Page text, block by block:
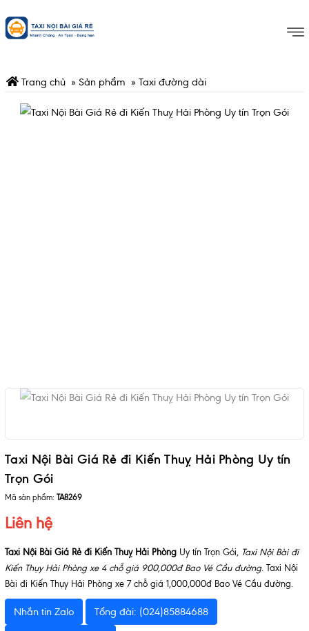
Trang chủ » Sản phẩm » Taxi đường dài
Taxi Nội Bài Giá Rẻ đi Kiến Thuỵ Hải Phòng Uy tín
Trọn Gói
Mã sản phẩm: TA8269
Liên hệ
Taxi Nội Bài Giá Rẻ đi Kiến Thuỵ Hải Phòng Uy tín Trọn Gói, Taxi Nội Bài đi
Kiến Thụy Hải Phòng xe 4 chỗ giá 900,000đ Bao Vé Cầu đường. Taxi Nội
Bài đi Kiến Thụy Hải Phòng xe 7 chỗ giá 1,000,000đ Bao Vé Cầu đường.
Nhắn tin Zalo Tổng đài: (024)85884688